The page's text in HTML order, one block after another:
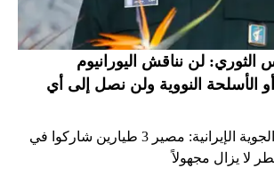
الثوري: لن نناقش اليورانيوم
الأسلحة النووية ولن نصل إلى أي
مساعد القوة الجوية الإيرانية: مصير 3 طيارين شاركوا في
لا يزال مجهولاً